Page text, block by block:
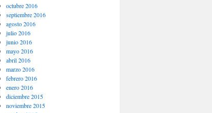
octubre 2016
septiembre 2016
agosto 2016
julio 2016
junio 2016
mayo 2016
abril 2016
marzo 2016
febrero 2016
enero 2016
diciembre 2015
noviembre 2015